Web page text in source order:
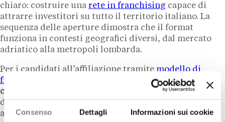
Consenso Dettagli Informazioni sui cookie
chiaro: costruire una rete in franchising capace di
attrarre investitori su tutto il territorio italiano. La
sequenza delle aperture dimostra che il format
funziona in contesti geografici diversi, dal mercato
adriatico alla metropoli lombarda.
Per i candidati all’affiliazione tramite modello di
franchising
un modello
collaudato
: prodotti propri, un concept di vendita
definito e una storia di fondatore che comunica
autenticità. Il
programma B2B
già attivo sul sito